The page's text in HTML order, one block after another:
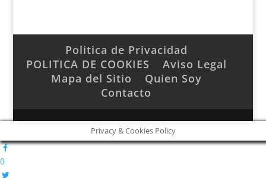
Politica de Privacidad
POLITICA DE COOKIES
Aviso Legal
Mapa del Sitio
Quien Soy
Contacto
Privacy & Cookies Policy
0